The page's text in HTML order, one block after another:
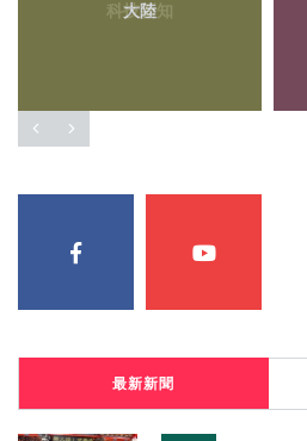
大陸
最新新聞